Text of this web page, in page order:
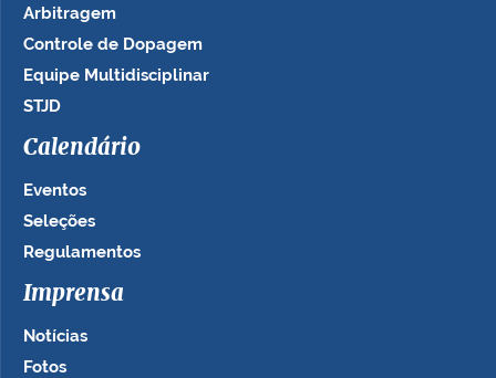
Arbitragem
Controle de Dopagem
Equipe Multidisciplinar
STJD
Calendário
Eventos
Seleções
Regulamentos
Imprensa
Notícias
Fotos